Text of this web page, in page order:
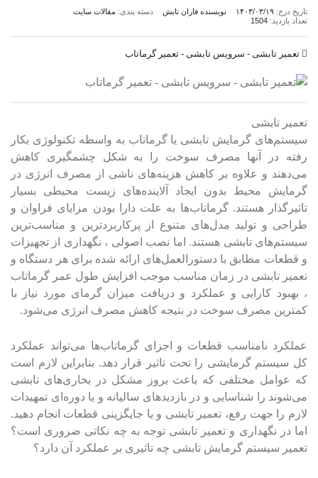
تاریخ درج: ۱۴۰۳/۰۳/۱۹ نویسنده فاران تابش دسته بندی: مقالات سایت
تعداد بازدید:
تعمیر تابشی - سرویس تابشی - تعمیر گرماتاب
تعمیر تابشی
سیستم‌های گرمایش تابشی یا گرماتاب به واسطه تکنولوژی بکار
رفته در آنها مصرف سوخت را به شکل چشمگیری کاهش
می‌دهند و علاوه بر کاهش هزینه‌های ناشی از مصرف انرژی در
گرمایش محیط بدون ایجاد آلاینده‌های زیست محیطی بسیار
تاثیرگذار هستند. گرماتاب‌ها به علت دارا بودن مزایای فراوان و
طراحی و تولید مدل‌های متنوع از پرکاربردترین و مناسب‌ترین
سیستم‌های تابشی هستند. اما نصب اصولی ، نگهداری از تجهیزات
و قطعات مطابق با دستورالعمل‌های ارائه شده برای هر دستگاه و
تعمیر تابشی در زمان مناسب موجب افزایش طول عمر گرماتاب
، بهبود کارایی و عملکرد و دریافت میزان گرمای مورد نیاز با
کمترین مصرف سوخت در نتیجه کاهش مصرف انرژی می‌شود.
عملکرد نامناسب قطعات و اجزای گرماتاب‌ها می‌تواند عملکرد
کل سیستم گرمایشی را تحت تاثیر قرار دهد. بنابراین لازم است
که عوامل مختلفی که باعث بروز مشکل در بخاری‌های تابشی
می‌شوند را شناسایی و در بازدیدهای سالیانه و یا دوره‌ای تمهیدات
لازم را جهت رفع، تعمیر تابشی و یا جایگزینی قطعات انجام دهید.
اما در نگهداری و تعمیر تابشی توجه به چه نکاتی ضروری است؟
تعمیر سیستم گرمایش تابشی چه تاثیری بر عملکرد آن دارد؟